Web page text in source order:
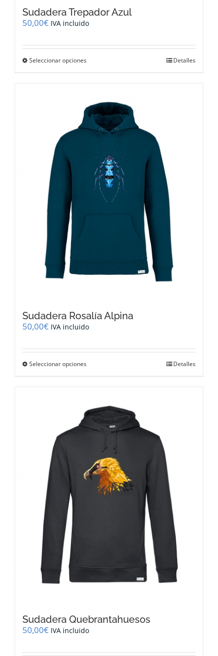
Sudadera Trepador Azul
50,00€ IVA incluido
Seleccionar opciones
variantes.
Las
opciones
se
elegir
en
página
de
producto
Detalles
Sudadera Rosalía Alpina
50,00€ IVA incluido
Seleccionar opciones
variantes.
Las
opciones
se
elegir
en
la
página
Detalles
Sudadera Quebrantahuesos
50,00€ IVA incluido